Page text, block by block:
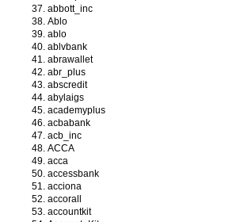
abbott_inc
Ablo
ablo
ablvbank
abrawallet
abr_plus
abscredit
abylaigs
academyplus
acbabank
acb_inc
ACCA
acca
accessbank
acciona
accorall
accountkit